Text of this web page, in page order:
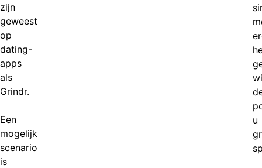
zijn
geweest
op
dating-
apps
als
Grindr.
Een
mogelijk
scenario
is
u